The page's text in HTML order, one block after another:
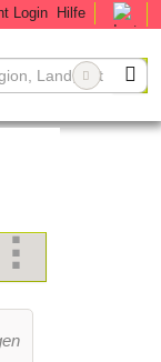
Login Hilfe